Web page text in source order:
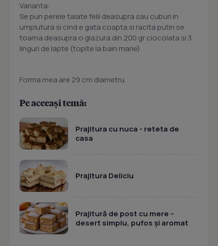
Varianta:
Se pun perele taiate felii deasupra sau cuburi in
umplutura si cind e gata coapta si racita putin se
toarna deasupra o glazura din 200 gr ciocolata si 3
linguri de lapte (topite la bain marie)
Forma mea are 29 cm diametru.
Pe aceeași temă:
Prajitura cu nuca - reteta de
casa
Prajitura Deliciu
Prajitură de post cu mere –
desert simplu, pufos și aromat